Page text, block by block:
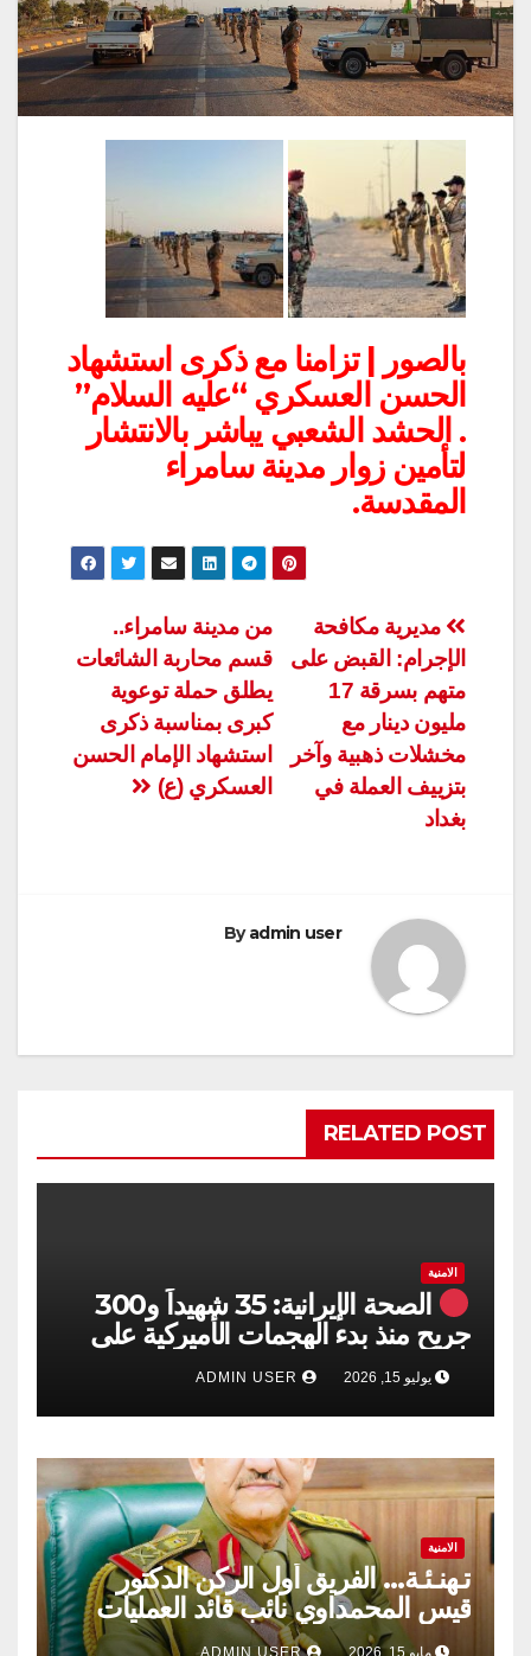
بالصور | تزامنا مع ذكرى استشهاد
الحسن العسكري “عليه السلام”
. الحشد الشعبي يباشر بالانتشار
لتأمين زوار مدينة سامراء
المقدسة.
تصفّح
المقالات
من مدينة سامراء..
قسم محاربة الشائعات
يطلق حملة توعوية
كبرى بمناسبة ذكرى
استشهاد الإمام الحسن
العسكري (ع)
مديرية مكافحة
الإجرام: القبض على
متهم بسرقة 17
مليون دينار مع
مخشلات ذهبية وآخر
بتزييف العملة في
بغداد
Byadmin user
RELATED POST
الامنية
الصحة الإيرانية: 35 شهيداً و300
جريح منذ بدء الهجمات الأميركية على
جنوبي البلاد
يوليو 15, 2026
الامنية
تـهنـئـة… الفريق أول الركن الدكتور
قيس المحمداوي نائب قائد العمليات
المشتركة ​دولة رئيس مجلس الوزراء،
مايو 15, 2026 ADMIN USER